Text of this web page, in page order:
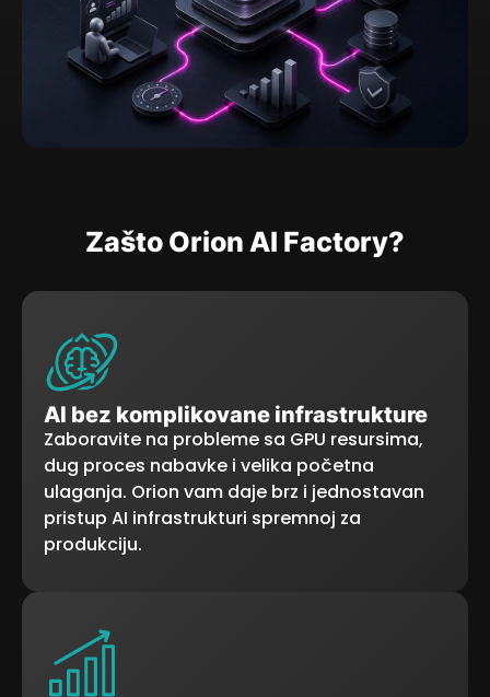
Zašto Orion AI Factory?
AI bez komplikovane infrastrukture
Zaboravite na probleme sa GPU resursima,
dug proces nabavke i velika početna
ulaganja. Orion vam daje brz i jednostavan
pristup AI infrastrukturi spremnoj za
produkciju.